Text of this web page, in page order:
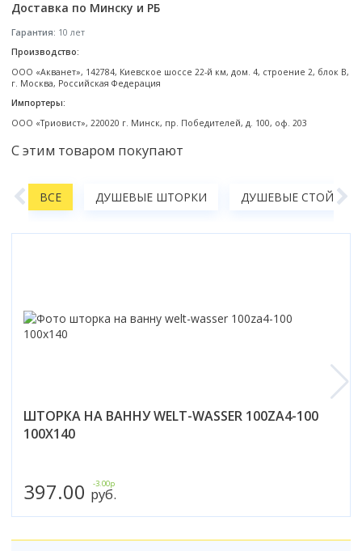
Смотреть все
С распашной дверью
Со складной дверью
С открывающейся дверью
Высота кабины
Высокие
Низкие
Сифоны
Ролики
Доставка по Минску и РБ
Гарантия: 10 лет
Производство:
ООО «Акванет», 142784, Киевское шоссе 22-й км, дом. 4, строение 2, блок В,
г. Москва, Российская Федерация
Импортеры:
ООО «Триовист», 220020 г. Минск, пр. Победителей, д. 100, оф. 203
С этим товаром покупают
ВСЕ ДУШЕВЫЕ ШТОРКИ ДУШЕВЫЕ СТОЙКИ,
ШТОРКА НА ВАННУ WELT-WASSER 100ZA4-100
100X140
397.00 руб.
-3.00р